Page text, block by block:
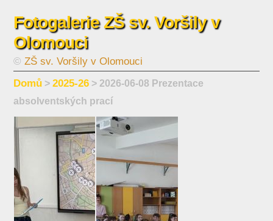
Fotogalerie ZŠ sv. Voršily v
Olomouci
©ZŠ sv. Voršily v Olomouci
Domů >2025-26 > 2026-06-08 Prezentace
absolventských prací